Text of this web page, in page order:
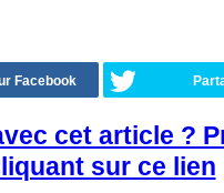
Facebook
cet article ?
sur ce lien